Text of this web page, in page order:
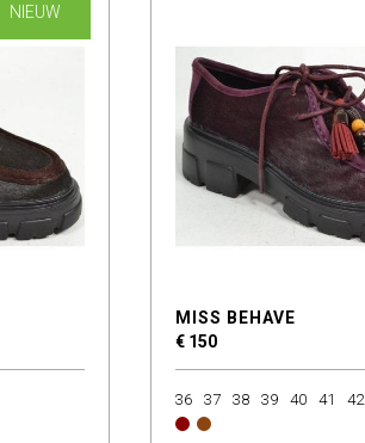
NIEUW
MISS BEHAVE
€ 150
36 37 38 39 40 41 42